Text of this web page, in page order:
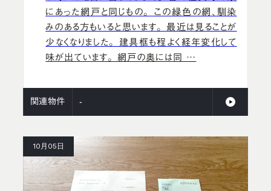
にあった網戸と同じもの。 この緑色の網、馴染
みのある方もいると思います。 最近は見ることが
少なくなりました。 建具框も程よく経年変化して
味が出ています。 網戸の奥には同 …
関連物件 -
10月05日